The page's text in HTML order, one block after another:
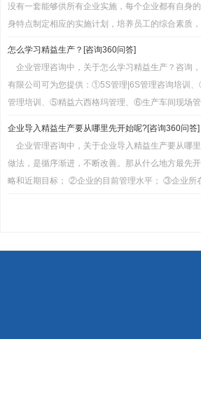
没有一套能够供所有企业实施，每个企业都有自身
身特点制定相应的实施计划，培养员工的综合素质
怎么学习精益生产？[咨询360问答]
企业管理咨询中，关于怎么学习精益生产？咨询
有限公司可为您提供：①5S管理|6S管理咨询培训
管理培训、⑤精益六西格玛管理、⑥生产车间现场
企业导入精益生产要从哪里先开始呢?[咨询360问答]
企业管理咨询中，关于企业导入精益生产要从哪
做法，是循序渐进，不断改善。那从什么地方最先
略和近期目标； ②企业的目前管理水平； ③企业所